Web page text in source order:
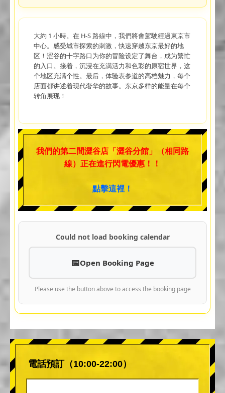
大約 1 小時。在 H-S 路線中，我們將會駕駛經過東京市
中心。感受城市探索的刺激，快速穿越东京最好的地
区！涩谷的十字路口为你的冒险设定了舞台，成为繁忙
的入口。接着，沉浸在充满活力和色彩的原宿世界，这
个地区充满个性。最后，体验表参道的高档魅力，每个
店面都讲述着现代奢华的故事。东京多样的能量在每个
转角展现！
我們的第二間澀谷店「澀谷分館」（相同路
線）正在進行閃電優惠！！
點擊這裡！
Could not load booking calendar
Open Booking Page
Please use the button above to access the booking page
電話預訂（10:00-22:00）